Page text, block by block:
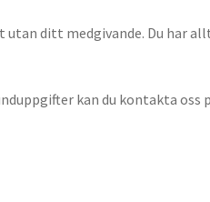
utan ditt medgivande. Du har
kan du kontakta oss